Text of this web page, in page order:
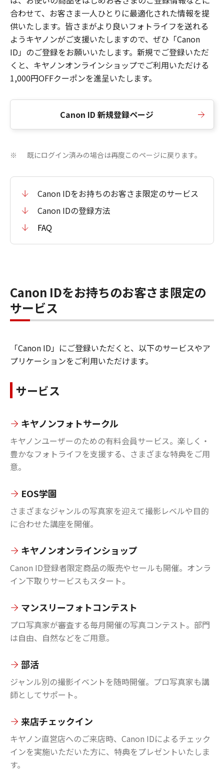
合わせて、お客さま一人ひとりに最適化された情報を提
供いたします。皆さまがより良いフォトライフを送れる
ようキヤノンがご支援いたしますので、ぜひ「Canon
ID」のご登録をお願いいたします。新規でご登録いただ
くと、キヤノンオンラインショップでご利用いただける
1,000円OFFクーポンを進呈いたします。
Canon ID 新規登録ページ
※ 既にログイン済みの場合は再度このページに戻ります。
Canon IDをお持ちのお客さま限定のサービス
Canon IDの登録方法
FAQ
Canon IDをお持ちのお客さま限定の
サービス
「Canon ID」にご登録いただくと、以下のサービスやア
プリケーションをご利用いただけます。
サービス
キヤノンフォトサークル
キヤノンユーザーのための有料会員サービス。楽しく・
豊かなフォトライフを支援する、さまざまな特典をご用
意。
EOS学園
さまざまなジャンルの写真家を迎えて撮影レベルや目的
に合わせた講座を開催。
キヤノンオンラインショップ
Canon ID登録者限定商品の販売やセールも開催。オンラ
イン下取りサービスもスタート。
マンスリーフォトコンテスト
プロ写真家が審査する毎月開催の写真コンテスト。部門
は自由、自然などをご用意。
部活
ジャンル別の撮影イベントを随時開催。プロ写真家も講
師としてサポート。
来店チェックイン
キヤノン直営店へのご来店時、Canon IDによるチェック
インを実施いただいた方に、特典をプレゼントいたしま
す。